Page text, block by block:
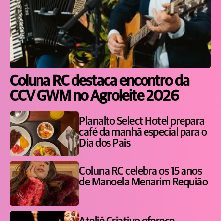
Coluna RC destaca encontro da
CCV GWM no Agroleite 2026
Planalto Select Hotel prepara
café da manhã especial para o
Dia dos Pais
Coluna RC celebra os 15 anos
de Manoela Menarim Requião